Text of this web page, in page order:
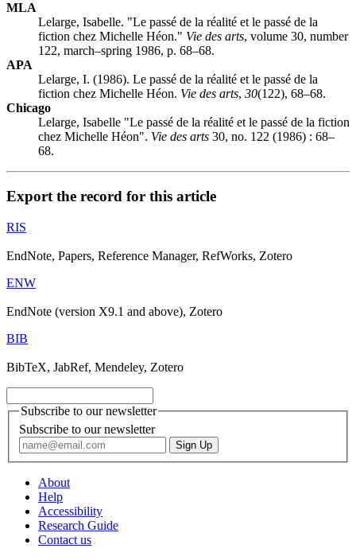
MLA
Lelarge, Isabelle. "Le passé de la réalité et le passé de la
fiction chez Michelle Héon." Vie des arts, volume 30, number
122, march–spring 1986, p. 68–68.
APA
Lelarge, I. (1986). Le passé de la réalité et le passé de la
fiction chez Michelle Héon. Vie des arts, 30(122), 68–68.
Chicago
Lelarge, Isabelle "Le passé de la réalité et le passé de la fiction
chez Michelle Héon". Vie des arts 30, no. 122 (1986) : 68–
68.
Export the record for this article
RIS
EndNote, Papers, Reference Manager, RefWorks, Zotero
ENW
EndNote (version X9.1 and above), Zotero
BIB
BibTeX, JabRef, Mendeley, Zotero
Subscribe to our newsletter
Subscribe to our newsletter
About
Help
Accessibility
Research Guide
Contact us